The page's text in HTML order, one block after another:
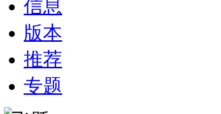
信息
版本
推荐
专题